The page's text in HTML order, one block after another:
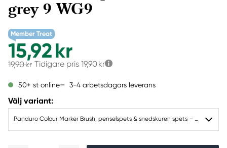
grey 9 WG9
Member Treat
15,92 kr
19,90 kr Tidigare pris 19,90 kr
50+ st online 3-4 arbetsdagars leverans
Välj variant:
Panduro Colour Marker Brush, penselspets & snedskuren spets – Warm grey 9 WG9